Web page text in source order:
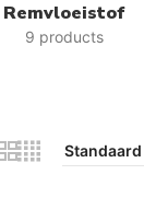
Remvloeistof
9 products